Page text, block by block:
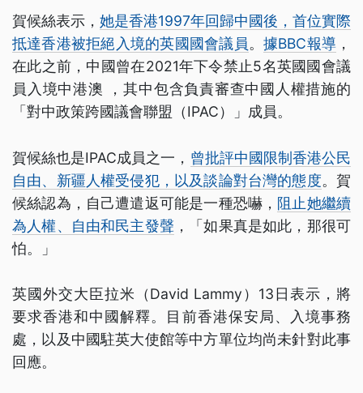
賀候絲表示， 她是香港1997年回歸中國後，首位實際
抵達香港被拒絕入境的英國國會議員。據BBC報導 ，
在此之前，中國曾在2021年下令禁止5名英國國會議
員入境中港澳 ，其中包含負責審查中國人權措施的
「對中政策跨國議會聯盟（IPAC）」成員。
賀候絲也是IPAC成員之一， 曾批評中國限制香港公民
自由、新疆人權受侵犯，以及談論對台灣的態度。賀
候絲認為，自己遭遣返可能是一種恐嚇， 阻止她繼續
為人權、自由和民主發聲 ，「如果真是如此，那很可
怕。」
英國外交大臣拉米（David Lammy）13日表示，將
要求香港和中國解釋。目前香港保安局、入境事務
處，以及中國駐英大使館等中方單位均尚未針對此事
回應。